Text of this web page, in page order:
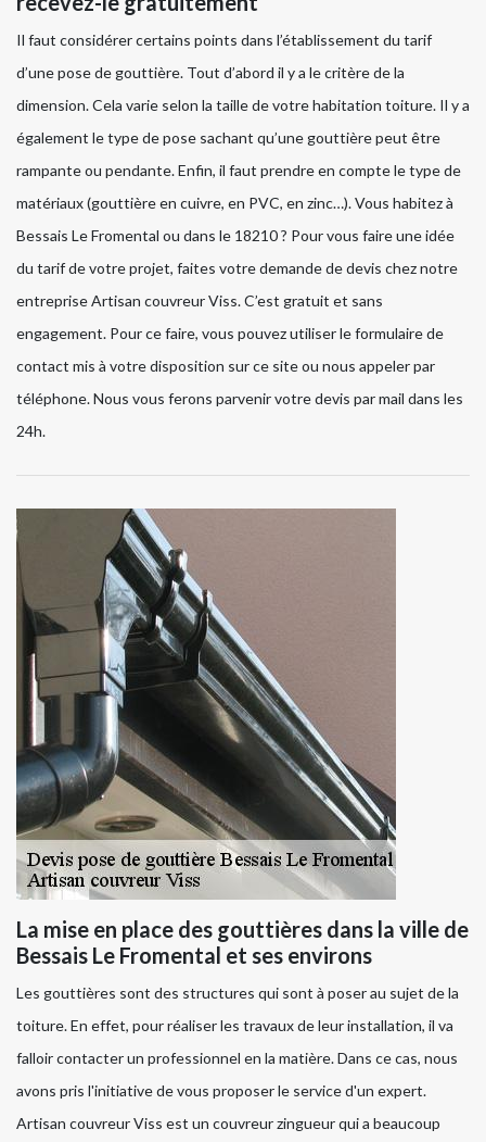
Il faut considérer certains points dans l’établissement du tarif
d’une pose de gouttière. Tout d’abord il y a le critère de la
dimension. Cela varie selon la taille de votre habitation toiture. Il y a
également le type de pose sachant qu’une gouttière peut être
rampante ou pendante. Enfin, il faut prendre en compte le type de
matériaux (gouttière en cuivre, en PVC, en zinc…). Vous habitez à
Bessais Le Fromental ou dans le 18210 ? Pour vous faire une idée
du tarif de votre projet, faites votre demande de devis chez notre
entreprise Artisan couvreur Viss. C’est gratuit et sans
engagement. Pour ce faire, vous pouvez utiliser le formulaire de
contact mis à votre disposition sur ce site ou nous appeler par
téléphone. Nous vous ferons parvenir votre devis par mail dans les
24h.
La mise en place des gouttières dans la ville de
Bessais Le Fromental et ses environs
Les gouttières sont des structures qui sont à poser au sujet de la
toiture. En effet, pour réaliser les travaux de leur installation, il va
falloir contacter un professionnel en la matière. Dans ce cas, nous
avons pris l'initiative de vous proposer le service d'un expert.
Artisan couvreur Viss est un couvreur zingueur qui a beaucoup